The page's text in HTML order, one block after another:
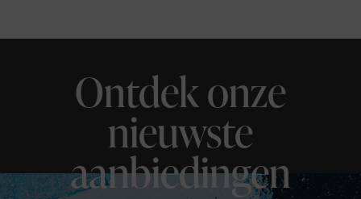
Ontdek onze
nieuwste
aanbiedingen